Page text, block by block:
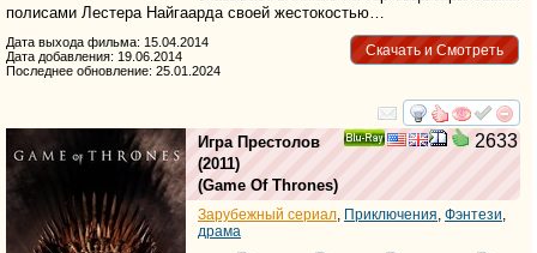
полисами Лестера Найгаарда своей жестокостью…
Скачать и Смотреть
Дата выхода фильма: 15.04.2014
Дата добавления: 19.06.2014
Последнее обновление: 25.01.2024
смотреть
2633
Игра Престолов
(2011)
(Game Of Thrones)
Зарубежный сериал, Приключения, Фэнтези,
драма